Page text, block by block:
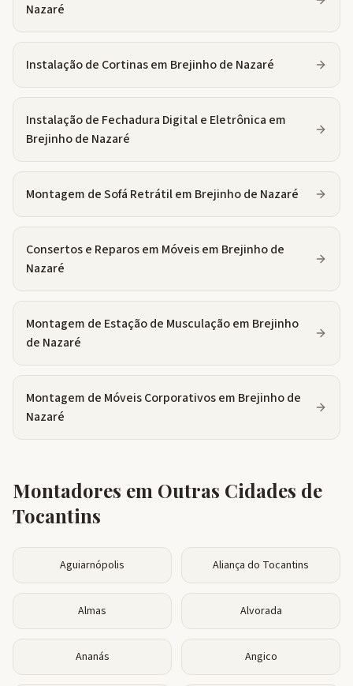
Nazaré
Instalação de Cortinasem Brejinho de Nazaré
Instalação de Fechadura Digital e Eletrônica em
Brejinho de Nazaré
Montagem de Sofá Retrátilem Brejinho de Nazaré
Consertos e Reparos em Móveisem Brejinho de
Nazaré
Montagem de Estação de Musculaçãoem Brejinho
de Nazaré
Montagem de Móveis Corporativosem Brejinho de
Nazaré
Montadores em Outras Cidades de
Tocantins
Aguiarnópolis Aliança do Tocantins
Almas Alvorada
Ananás Angico